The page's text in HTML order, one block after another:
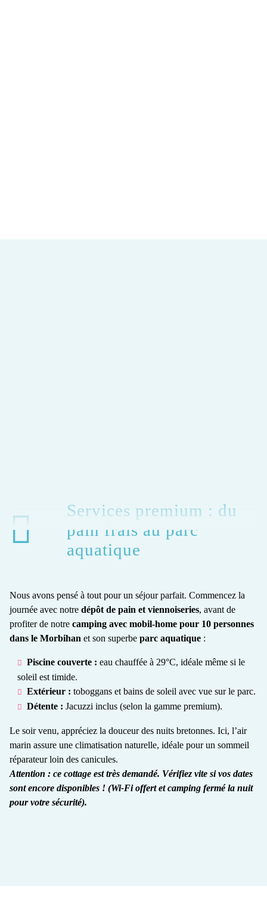
Services premium : du
pain frais au parc
aquatique
Nous avons pensé à tout pour un séjour parfait. Commencez la
journée avec notre dépôt de pain et viennoiseries, avant de
profiter de notre camping avec mobil-home pour 10 personnes
dans le Morbihan et son superbe parc aquatique :
Piscine couverte : eau chauffée à 29°C, idéale même si le
soleil est timide.
Extérieur : toboggans et bains de soleil avec vue sur le parc.
Détente : Jacuzzi inclus (selon la gamme premium).
Le soir venu, appréciez la douceur des nuits bretonnes. Ici, l’air
marin assure une climatisation naturelle, idéale pour un sommeil
réparateur loin des canicules.
Attention : ce cottage est très demandé. Vérifiez vite si vos dates
sont encore disponibles ! (Wi-Fi offert et camping fermé la nuit
pour votre sécurité).